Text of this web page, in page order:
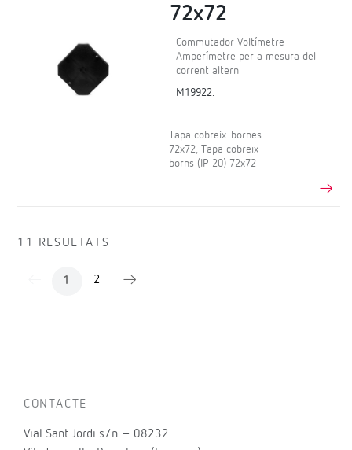
72x72
Commutador Voltímetre -
Amperímetre per a mesura del
corrent altern
M19922.
Tapa cobreix-bornes
72x72, Tapa cobreix-
borns (IP 20) 72x72
11 RESULTATS
1 2
CONTACTE
Vial Sant Jordi s/n – 08232